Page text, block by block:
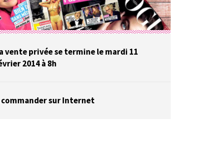
vente privée se termine le mardi 11
2014 à 8h
commander sur Internet